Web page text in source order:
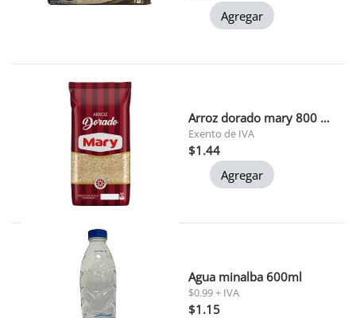
Agregar
Arroz dorado mary 800 gr 1x30
Exento de IVA
$1.44
Agregar
Agua minalba 600ml
$0.99 + IVA
$1.15